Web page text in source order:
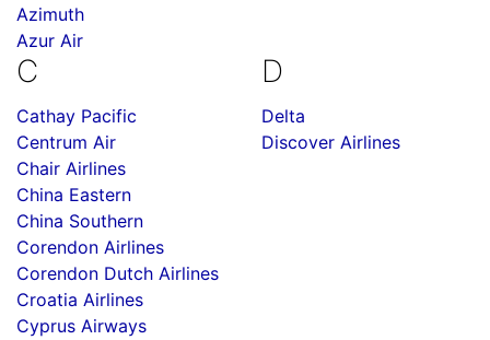
Azimuth
Azur Air
C
Cathay Pacific
Centrum Air
Chair Airlines
China Eastern
China Southern
Corendon Airlines
Corendon Dutch Airlines
Croatia Airlines
Cyprus Airways
D
Delta
Discover Airlines